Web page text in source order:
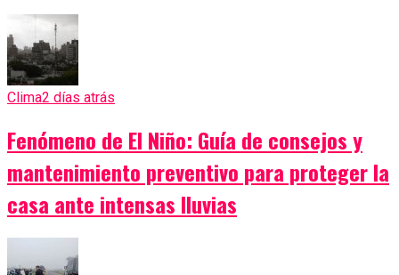
Clima2 días atrás
Fenómeno de El Niño: Guía de consejos y
mantenimiento preventivo para proteger la
casa ante intensas lluvias